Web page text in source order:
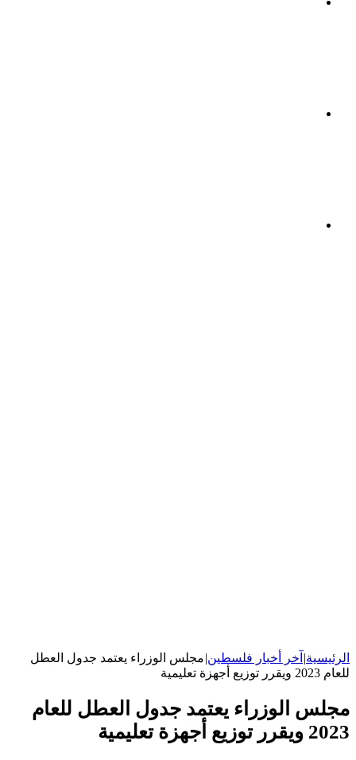
الرئيسية| آخر أخبار فلسطين|مجلس الوزراء يعتمد جدول العطل
للعام 2023 ويقرر توزيع أجهزة تعليمية
مجلس الوزراء يعتمد جدول العطل للعام
2023 ويقرر توزيع أجهزة تعليمية